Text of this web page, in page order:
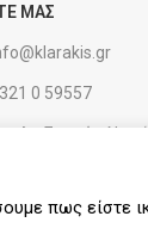
ΜΑΣ
0 59557
χλμ Σερρών
πως είστε